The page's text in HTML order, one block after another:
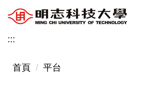
到
主
內
:::
首頁 平台